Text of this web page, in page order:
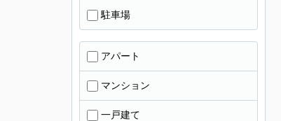
駐車場
アパート
マンション
一戸建て